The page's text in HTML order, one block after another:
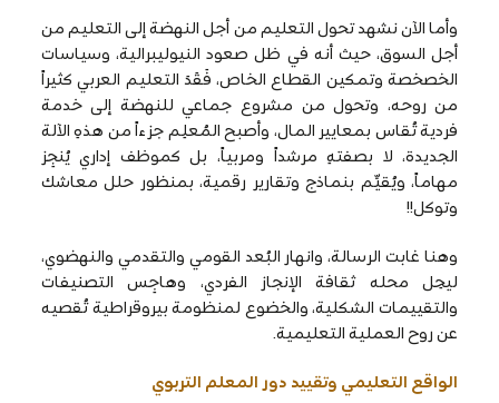
وأما الآن نشهد تحول التعليم من أجل النهضة إلى التعليم من
أجل السوق، حيث أنه في ظل صعود النيوليبرالية، وسياسات
الخصخصة وتمكين القطاع الخاص، فَقَدَ التعليم العربي كثيراً
من روحه، وتحول من مشروع جماعي للنهضة إلى خدمة
فردية تُقاس بمعايير المال، وأصبح المُعلِم جزءاً من هذهِ الآلة
الجديدة، لا بصفتهِ مرشداً ومربياً، بل كموظف إداري يُنجِز
مهاماً، ويُقيِّم بنماذج وتقارير رقمية، بمنظور حلل معاشك
وتوكل!!
وهنا غابت الرسالة، وانهار البُعد القومي والتقدمي والنهضوي،
ليحِل محله ثقافة الإنجاز الفردي، وهاجِس التصنيفات
والتقييمات الشكلية، والخضوع لمنظومة بيروقراطية تُقصيه
عن روح العملية التعليمية.
الواقع التعليمي وتقييد دور المعلم التربوي